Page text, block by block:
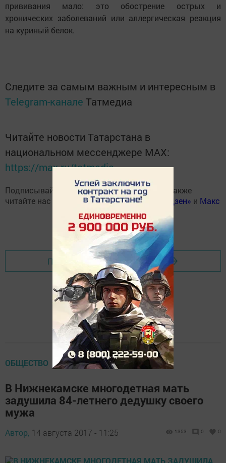
прививания мало: это обострение острых и
хронических заболеваний или аллергическая реакция
на куриный белок.
Следите за самым важным и интересным в
Telegram-канале Татмедиа
Читайте новости Татарстана в
национальном мессенджере MАХ:
https://max.ru/tatmedia
Подписывайтесь на нашTelegram-канал
, а также
читайте нас
Вконтакте,Одноклассниках «Дзен» и Макс
Перейти на страницу новости
ОБЩЕСТВО
В Нижнекамске многодетная мать
задушила 84-летнего дедушку своего
мужа
Автор, 14 августа 2017 - 11:25 1353 0 0